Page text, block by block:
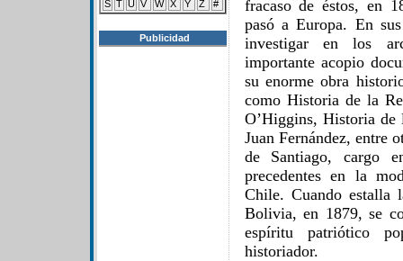
S T U V W X Y Z #
Publicidad
fracaso de éstos, en
pasó a Europa. En
investigar en los
importante acopio
su enorme obra
como Historia de la
O’Higgins, Historia
Juan Fernández, entre
de Santiago, cargo
precedentes en la
Chile. Cuando estalla
Bolivia, en 1879, se
espíritu patriótico
historiador.